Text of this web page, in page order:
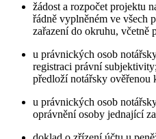
žádost a rozpočet projektu
řádně vyplněném ve všech
zařazení do okruhu, včetně
u právnických osob
registraci právní
předloží notářsky ověřenou
u právnických osob
oprávnění osoby jednající